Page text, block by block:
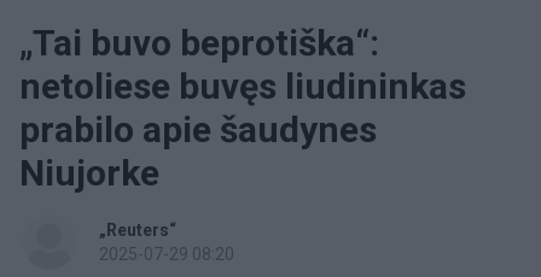
„Tai buvo beprotiška“:
netoliese buvęs liudininkas
prabilo apie šaudynes
Niujorke
„Reuters“
2025-07-29 08:20